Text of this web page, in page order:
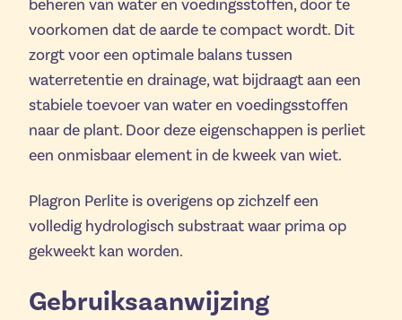
beheren van water en voedingsstoffen, door te
voorkomen dat de aarde te compact wordt. Dit
zorgt voor een optimale balans tussen
waterretentie en drainage, wat bijdraagt aan een
stabiele toevoer van water en voedingsstoffen
naar de plant. Door deze eigenschappen is perliet
een onmisbaar element in de kweek van wiet.
Plagron Perlite is overigens op zichzelf een
volledig hydrologisch substraat waar prima op
gekweekt kan worden.
Gebruiksaanwijzing